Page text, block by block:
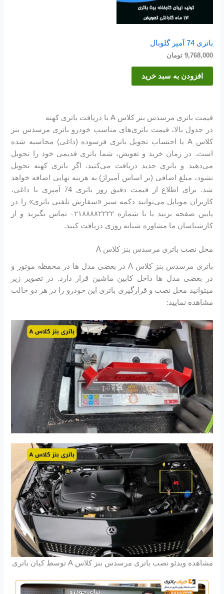
باتری 74 آمپر گلوبال
9,768,000 تومان
افزودن به سبد خرید
قیمت باتری مرسدس بنز کلاس A با دریافت باتری کهنه
در جدول بالا، قیمت باتری‌های مناسب خودرو باتری مرسدس بنز
کلاس A با احتساب تحویل باتری فرسوده (داغی) محاسبه شده
است. در زمان خرید و تعویض، شما باتری قدیمی خود را تحویل
می‌دهید و باتری جدید دریافت می‌کنید. اگر باتری کهنه تحویل
نشود، مبلغ اضافی (بر اساس آمپراژ) به هزینه نهایی اضافه خواهد
شد. برای اطلاع از قیمت دقیق روز باتری 74 آمپری با داغی،
کاربران موبایل می‌توانید دکمه سبز «سفارش تلفنی باتری» را در
پایین صفحه بزنید یا با شماره ۰۲۱۸۸۸۸۲۲۲۲ تماس بگیرید و از
کارشناسان ما مشاوره شبانه روزی دریافت کنید.
محل نصب باتری مرسدس بنز کلاس A
باتری مرسدس بنز کلاس A در بعضی مدل ها در محفظه موتور و
در بعضی مدل ها داخل کابین ماشین قرار دارد. در تصویر زیر
میتوانید محل نصب و قرارگیری باتری این خودرو را در هر دو حالت
مشاهده نمایید:
مشاهده ویدئو نصب باتری مرسدس بنز کلاس A توسط کیان باتری